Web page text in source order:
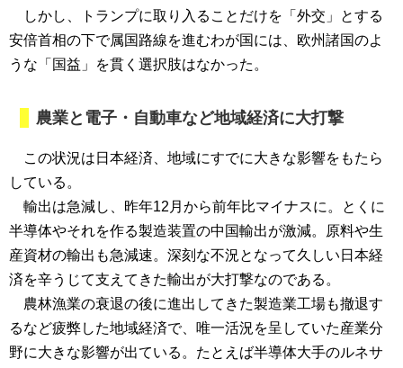
しかし、トランプに取り入ることだけを「外交」とする
安倍首相の下で属国路線を進むわが国には、欧州諸国のよ
うな「国益」を貫く選択肢はなかった。
農業と電子・自動車など地域経済に大打撃
この状況は日本経済、地域にすでに大きな影響をもたら
している。
輸出は急減し、昨年12月から前年比マイナスに。とくに
半導体やそれを作る製造装置の中国輸出が激減。原料や生
産資材の輸出も急減速。深刻な不況となって久しい日本経
済を辛うじて支えてきた輸出が大打撃なのである。
農林漁業の衰退の後に進出してきた製造業工場も撤退す
るなど疲弊した地域経済で、唯一活況を呈していた産業分
野に大きな影響が出ている。たとえば半導体大手のルネサ